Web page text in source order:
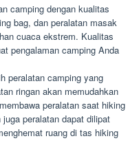
camping dengan kualitas
bag, dan peralatan masak
cuaca ekstrem. Kualitas
pengalaman camping Anda
peralatan camping yang
ringan akan memudahkan
peralatan saat hiking
peralatan dapat dilipat
ruang di tas hiking